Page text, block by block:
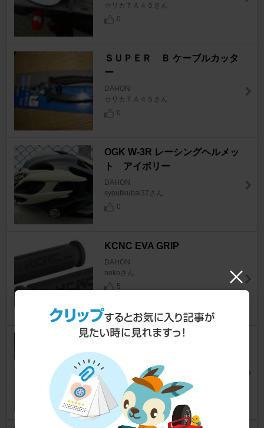
セリカＴＡ４５さん
0
ＳＵＰＥＲ Ｂ ケーブルカッタ
ー
DAHON
セリカＴＡ４５さん
0
OGK W-3R レーシングヘルメッ
ト アイボリー
DAHON
syoutikubai37さん
0
KCNC EVA GRIP
DAHON
nokoさん
5
ｗｅｌｌｇｏ フラットペダルQ
RD-M079
DAHON
セリカＴＡ４５さん